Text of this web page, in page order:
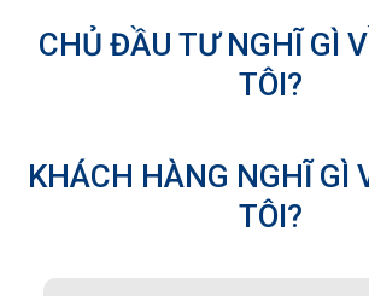
CHỦ ĐẦU TƯ NGHĨ GÌ
TÔI?
KHÁCH HÀNG NGHĨ GÌ
TÔI?